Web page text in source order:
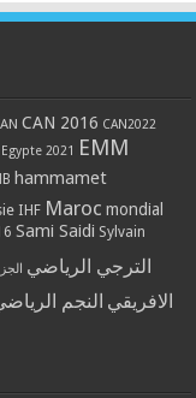
CAN 2016 CAN2022
Egypte 2021 EMM
hammamet
IHF Maroc mondial
Sami Saidi Sylvain
الترجي الرياضي
الافريقي النجم